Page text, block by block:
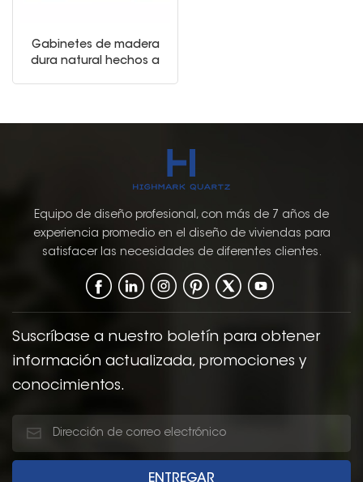
Gabinetes de madera
dura natural hechos a
color nogal gabinete de
Equipo de diseño profesional, con más de 7 años de
experiencia promedio en el diseño de viviendas para
satisfacer las necesidades de diferentes clientes.
Suscríbase a nuestro boletín para obtener
información actualizada, promociones y
conocimientos.